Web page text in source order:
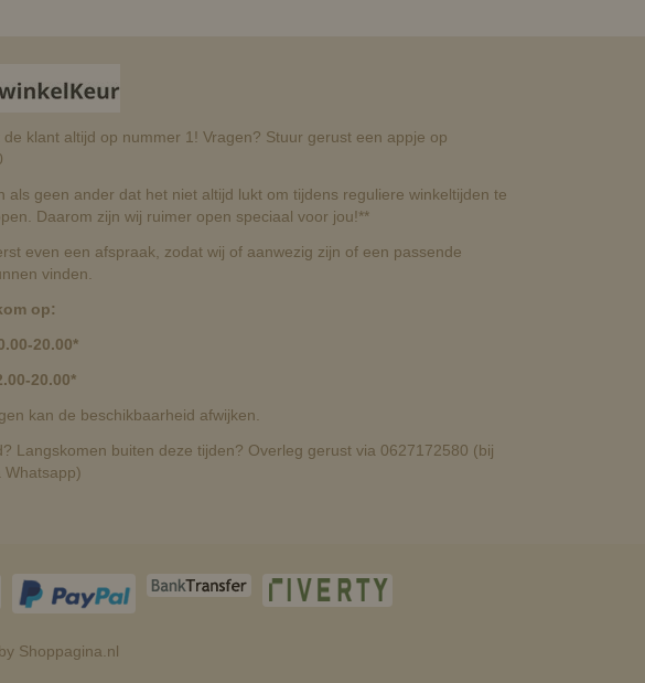
de klant altijd op nummer 1! Vragen? Stuur gerust een appje op
als geen ander dat het niet altijd lukt om tijdens reguliere winkeltijden te
Daarom zijn wij ruimer open speciaal voor jou!**
even een afspraak, zodat wij of aanwezig zijn of een passende
vinden.
op:
20.00*
20.00*
kan de beschikbaarheid afwijken.
Langskomen buiten deze tijden? Overleg gerust via 0627172580 (bij
Whatsapp)
Shoppagina.nl